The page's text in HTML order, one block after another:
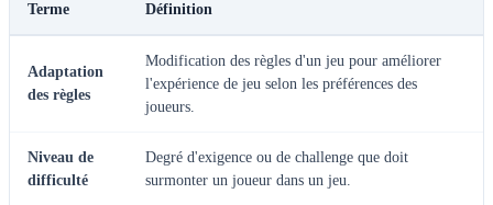
Terme Définition
Adaptation
des règles
Modification des règles d'un jeu pour améliorer
l'expérience de jeu selon les préférences des
joueurs.
Niveau de
difficulté
Degré d'exigence ou de challenge que doit
surmonter un joueur dans un jeu.